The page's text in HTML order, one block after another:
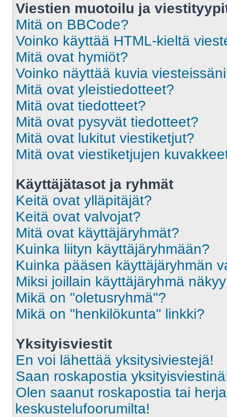
Viestien muotoilu ja
Mitä on BBCode?
Voinko käyttää HTML-kieltä
Mitä ovat hymiöt?
Voinko näyttää kuvia
Mitä ovat yleistiedotteet?
Mitä ovat tiedotteet?
Mitä ovat pysyvät tiedotteet?
Mitä ovat lukitut viestiketjut?
Mitä ovat viestiketjujen
Käyttäjätasot ja ryhmät
Keitä ovat ylläpitäjät?
Keitä ovat valvojat?
Mitä ovat käyttäjäryhmät?
Kuinka liityn käyttäjäryhmään?
Kuinka pääsen käyttäjäryhmän
Miksi joillain käyttäjäryhmä
Mikä on "oletusryhmä"?
Mikä on "henkilökunta" linkki?
Yksityisviestit
En voi lähettää yksitysiviestejä!
Saan roskapostia
Olen saanut roskapostia tai
keskustelufoorumilta!